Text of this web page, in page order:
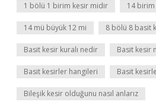
1 bölü 1 birim kesir midir 14
14 mü büyük 12 mi 8 bölü 8 basit
Basit kesir kuralı nedir Basit kesir
Basit kesirler hangileri Basit
Bileşik kesir olduğunu nasıl anlarız